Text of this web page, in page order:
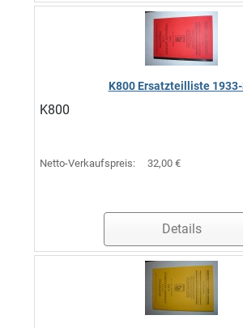
K800 Ersatzteilliste
K800
Netto-Verkaufspreis: 32,00 €
Details